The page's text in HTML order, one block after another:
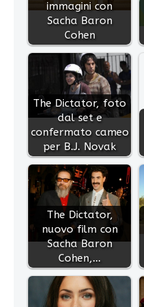
immagini con
Sacha Baron
Cohen
The Dictator, foto
dal set e
confermato cameo
per B.J. Novak
The Dictator,
nuovo film con
Sacha Baron
Cohen,…